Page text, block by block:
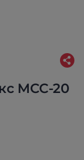
МСС-20